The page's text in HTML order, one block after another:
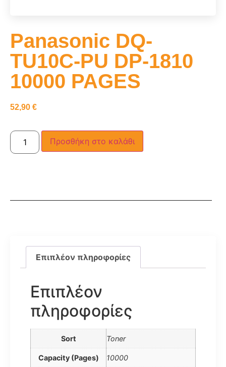
Panasonic DQ-
TU10C-PU DP-1810
10000 PAGES
52,90 €
Προσθήκη στο καλάθι
Επιπλέον πληροφορίες
Επιπλέον
πληροφορίες
Sort Toner
Capacity (Pages) 10000